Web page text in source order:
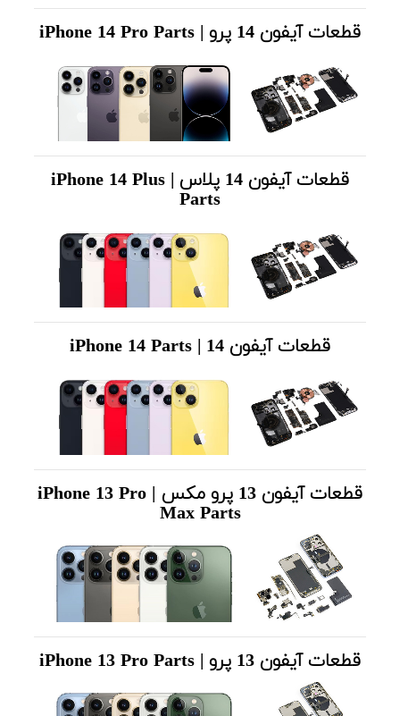
قطعات آیفون 14 پرو | iPhone 14 Pro Parts
قطعات آیفون 14 پلاس | iPhone 14 Plus
Parts
قطعات آیفون 14 | iPhone 14 Parts
قطعات آیفون 13 پرو مکس | iPhone 13 Pro
Max Parts
قطعات آیفون 13 پرو | iPhone 13 Pro P arts